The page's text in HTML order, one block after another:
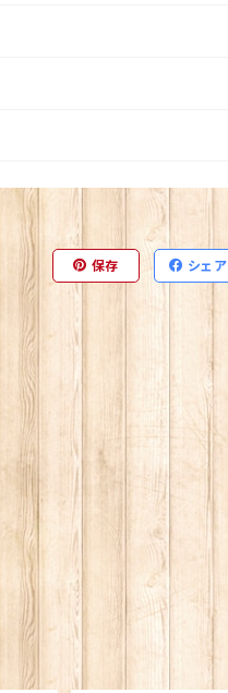
保存 シェア